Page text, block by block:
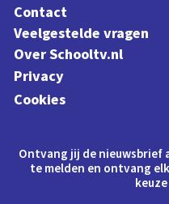
Contact
Veelgestelde vragen
Over Schooltv.nl
Privacy
Cookies
Ontvang jij de nieuwsbrief
te melden en ontvang